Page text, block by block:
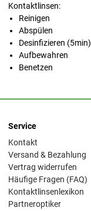
Kontaktlinsen:
Reinigen
Abspülen
Desinfizieren (5min)
Aufbewahren
Benetzen
Service
Kontakt
Versand & Bezahlung
Vertrag widerrufen
Häufige Fragen (FAQ)
Kontaktlinsenlexikon
Partneroptiker